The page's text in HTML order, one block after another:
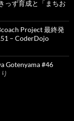
っず育成と「まちお
Project 最終発
– CoderDojo
Gotenyama #46